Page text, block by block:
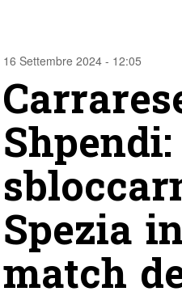
16 Settembre 2024 - 12:05
Spezia
match